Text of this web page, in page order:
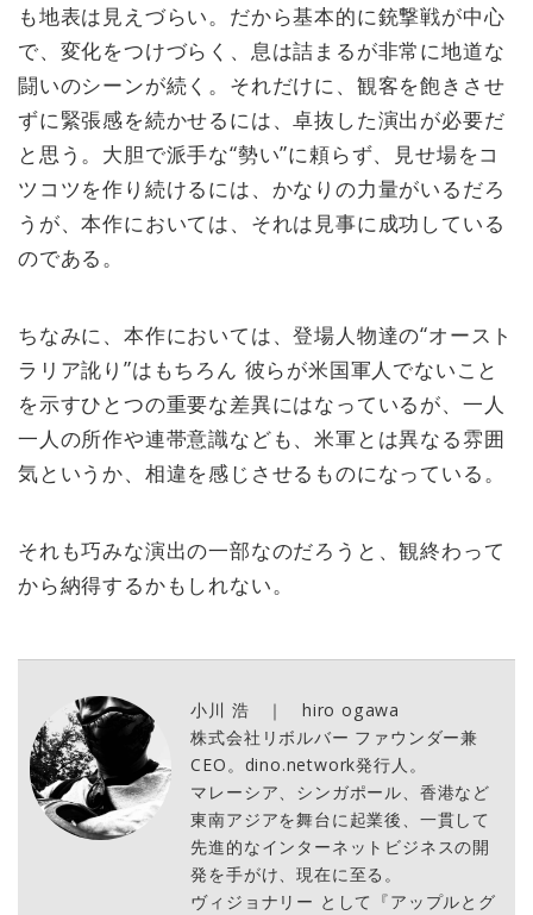
も地表は見えづらい。だから基本的に銃撃戦が中心
で、変化をつけづらく、息は詰まるが非常に地道な
闘いのシーンが続く。それだけに、観客を飽きさせ
ずに緊張感を続かせるには、卓抜した演出が必要だ
と思う。大胆で派手な“勢い”に頼らず、見せ場をコ
ツコツを作り続けるには、かなりの力量がいるだろ
うが、本作においては、それは見事に成功している
のである。
ちなみに、本作においては、登場人物達の“オースト
ラリア訛り”はもちろん 彼らが米国軍人でないこと
を示すひとつの重要な差異にはなっているが、一人
一人の所作や連帯意識なども、米軍とは異なる雰囲
気というか、相違を感じさせるものになっている。
それも巧みな演出の一部なのだろうと、観終わって
から納得するかもしれない。
小川 浩 ｜ hiro ogawa
株式会社リボルバー ファウンダー兼
CEO。dino.network発行人。
マレーシア、シンガポール、香港など
東南アジアを舞台に起業後、一貫して
先進的なインターネットビジネスの開
発を手がけ、現在に至る。
ヴィジョナリー として『アップルとグ